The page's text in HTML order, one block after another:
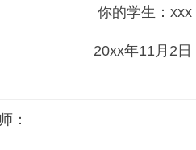
你的学生：xxx
20xx年11月2日
：